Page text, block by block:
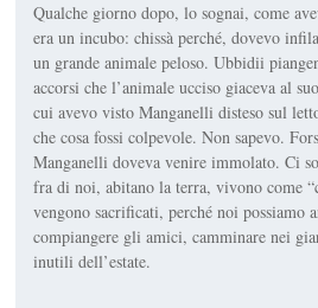
Qualche giorno dopo, lo so­gnai, come
era un incubo: chissà perché, dovevo
un grande animale peloso. Ubbidii
accorsi che l’animale ucciso giaceva al
cui avevo visto Manganelli disteso sul
che cosa fossi colpevole. Non sapevo.
Manganelli doveva venire immolato. Ci
fra di noi, abitano la terra, vivono come
vengono sacrificati, perché noi po­ssiamo
compiangere gli amici, camminare nei
inutili dell’estate.